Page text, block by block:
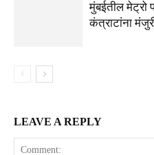
मुंबईतील मेट्रो
कंत्राटांना
LEAVE A REPLY